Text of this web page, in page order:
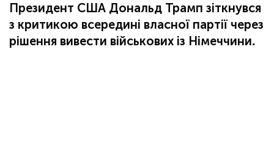
Президент США Дональд Трамп зіткнувся
з критикою всередині власної партії через
рішення вивести військових із Німеччини.